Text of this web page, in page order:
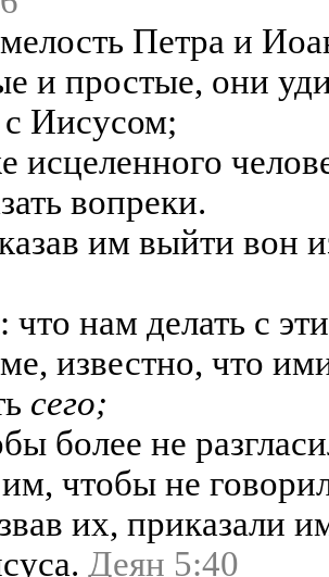
Петра и
и простые, они
Иисусом;
исцеленного
вопреки.
им выйти вон
что нам делать с
известно, что
сего;
более не
чтобы не
их, приказали
Деян 5:40